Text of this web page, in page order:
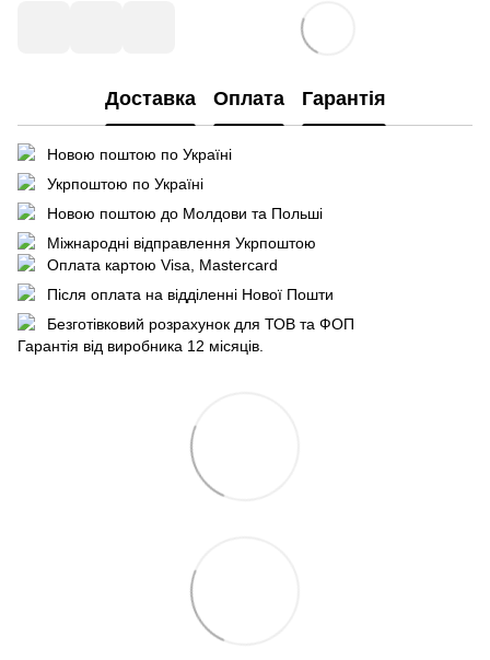
Доставка Оплата Гарантія
Новою поштою по Україні
Укрпоштою по Україні
Новою поштою до Молдови та Польші
Міжнародні відправлення Укрпоштою
Оплата картою Visa, Mastercard
Після оплата на відділенні Нової Пошти
Безготівковий розрахунок для ТОВ та ФОП
Гарантія від виробника 12 місяців.